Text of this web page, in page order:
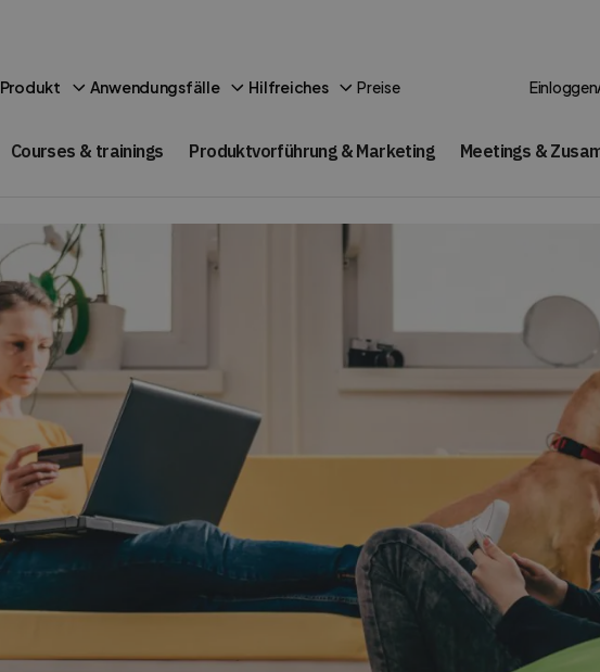
Produkt Anwendungsfälle Hilfreiches Preise Einloggen
Courses & trainings Produktvorführung & Marketing Meetings &